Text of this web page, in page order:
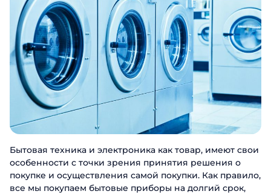
Бытовая техника и электроника как товар, имеют свои
особенности с точки зрения принятия решения о
покупке и осуществления самой покупки. Как правило,
все мы покупаем бытовые приборы на долгий срок,